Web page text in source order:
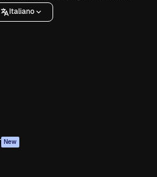
Italiano
New